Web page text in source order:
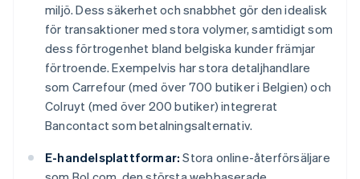
miljö. Dess säkerhet och snabbhet gör den idealisk
för transaktioner med stora volymer, samtidigt som
dess förtrogenhet bland belgiska kunder främjar
förtroende. Exempelvis har stora detaljhandlare
som Carrefour (med över 700 butiker i Belgien) och
Colruyt (med över 200 butiker) integrerat
Bancontact som betalningsalternativ.
E-handelsplattformar: Stora online-återförsäljare